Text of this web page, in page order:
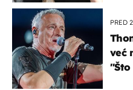
PRED
već
"Što